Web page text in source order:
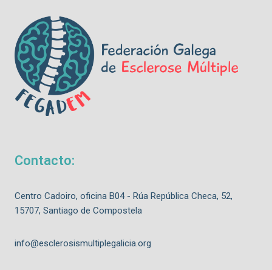
Contacto:
Centro Cadoiro, oficina B04 - Rúa República Checa, 52,
15707, Santiago de Compostela
info@esclerosismultiplegalicia.org